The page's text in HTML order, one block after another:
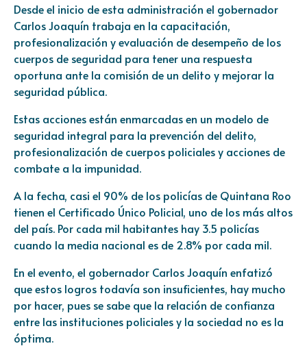
Desde el inicio de esta administración el gobernador
Carlos Joaquín trabaja en la capacitación,
profesionalización y evaluación de desempeño de los
cuerpos de seguridad para tener una respuesta
oportuna ante la comisión de un delito y mejorar la
seguridad pública.
Estas acciones están enmarcadas en un modelo de
seguridad integral para la prevención del delito,
profesionalización de cuerpos policiales y acciones de
combate a la impunidad.
A la fecha, casi el 90% de los policías de Quintana Roo
tienen el Certificado Único Policial, uno de los más altos
del país. Por cada mil habitantes hay 3.5 policías
cuando la media nacional es de 2.8% por cada mil.
En el evento, el gobernador Carlos Joaquín enfatizó
que estos logros todavía son insuficientes, hay mucho
por hacer, pues se sabe que la relación de confianza
entre las instituciones policiales y la sociedad no es la
óptima.